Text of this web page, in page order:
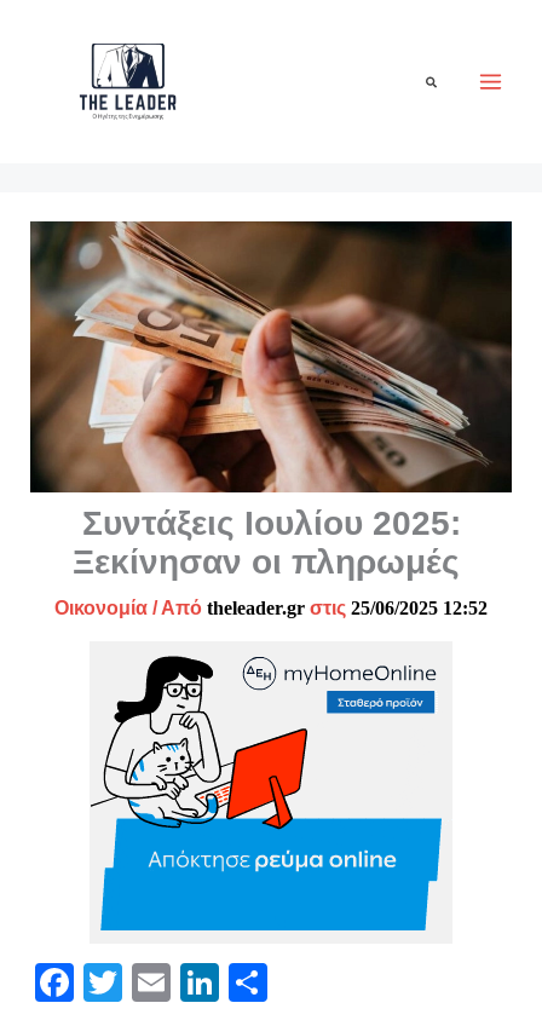
Αναζήτηση
Συντάξεις Ιουλίου 2025:
Ξεκίνησαν οι πληρωμές
Οικονομία / Από theleader.gr στις 25/06/2025 12:52
Fa T
E
Li